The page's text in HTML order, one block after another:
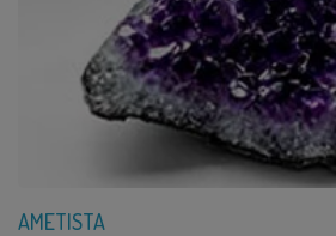
AMETISTA